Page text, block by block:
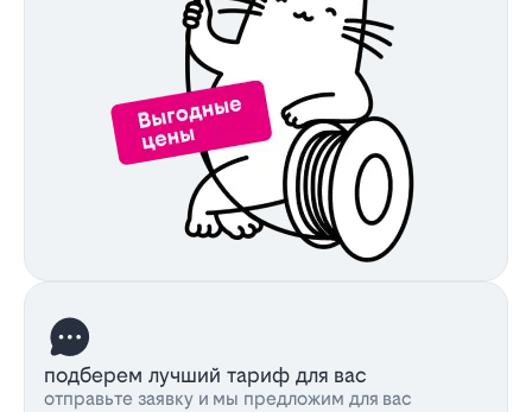
подберем лучший тариф для вас
отправьте заявку и мы предложим для вас